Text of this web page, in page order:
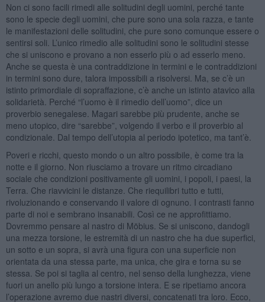
Non ci sono facili rimedi alle solitudini degli uomini, perché tante
sono le specie degli uomini, che pure sono una sola razza, e tante
le manifestazioni delle solitudini, che pure sono comunque essere o
sentirsi soli. L’unico rimedio alle solitudini sono le solitudini stesse
che si uniscono e provano a non esserlo più o ad esserlo meno.
Anche se questa è una contraddizione in termini e le contraddizioni
in termini sono dure, talora impossibili a risolversi. Ma, se c’è un
istinto primordiale di sopraffazione, c’è anche un istinto atavico alla
solidarietà. Perché “l’uomo è il rimedio dell’uomo”, dice un
proverbio senegalese. Magari sarebbe più prudente, anche se
meno utopico, dire “sarebbe”, volgendo il verbo e il proverbio al
condizionale. Dal tempo dell’utopia al periodo ipotetico, ma tant’è.
Poveri e ricchi, questo mondo o un altro possibile, è come tra la
notte e il giorno. Non riusciamo a trovare un ritmo circadiano
sociale che condizioni positivamente gli uomini, i popoli, i paesi, la
Terra. Che riavvicini le distanze. Che riequilibri tutto e tutti,
rivoluzionando e conservando il valore di ognuno. I contrasti fanno
parte di noi e sembrano insanabili. Così ce ne approfittiamo.
Dovremmo pensare al nastro di Möbius. Se si uniscono, dandogli
una mezza torsione, le estremità di un nastro che ha due superfici,
un sotto e un sopra, si avrà una figura con una superficie non
orientata da una stessa parte, ma unica, che gira e torna su se
stessa. Se poi si taglia al centro, nel senso della lunghezza, viene
fuori un anello più lungo a torsione intera. E se ripetiamo ancora
l’operazione avremo due nastri diversi, concatenati tra loro. Ecco,